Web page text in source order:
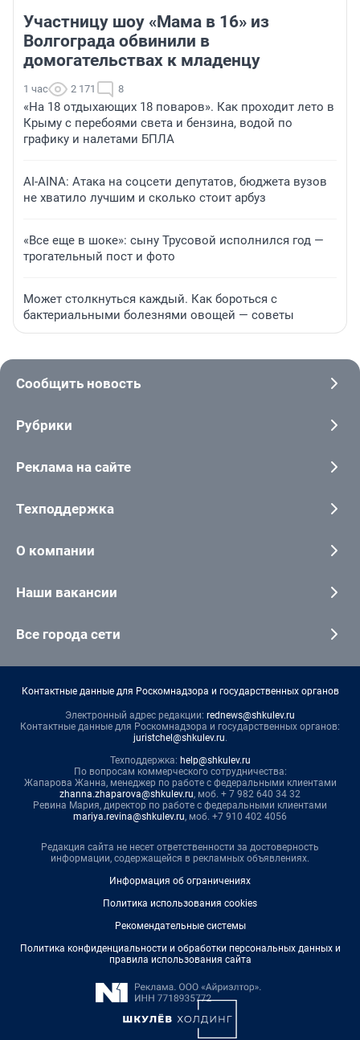
Участницу шоу «Мама в 16» из
Волгограда обвинили в
домогательствах к младенцу
1 час 2 171 8
«На 18 отдыхающих 18 поваров». Как проходит лето в
Крыму с перебоями света и бензина, водой по
графику и налетами БПЛА
AI-AINA: Атака на соцсети депутатов, бюджета вузов
не хватило лучшим и сколько стоит арбуз
«Все еще в шоке»: сыну Трусовой исполнился год —
трогательный пост и фото
Может столкнуться каждый. Как бороться с
бактериальными болезнями овощей — советы
Сообщить новость
Рубрики
Реклама на сайте
Техподдержка
О компании
Наши вакансии
Все города сети
Контактные данные для Роскомнадзора и государственных органов
Электронный адрес редакции: rednews@shkulev.ru
Контактные данные для Роскомнадзора и государственных органов:
juristchel@shkulev.ru.
Техподдержка: help@shkulev.ru
По вопросам коммерческого сотрудничества:
Жапарова Жанна, менеджер по работе с федеральными клиентами
zhanna.zhaparova@shkulev.ru, моб. + 7 982 640 34 32
Ревина Мария, директор по работе с федеральными клиентами
mariya.revina@shkulev.ru, моб. +7 910 402 4056
Редакция сайта не несет ответственности за достоверность
информации, содержащейся в рекламных объявлениях.
Информация об ограничениях
Политика использования cookies
Рекомендательные системы
Политика конфиденциальности и обработки персональных данных и
правила использования сайта